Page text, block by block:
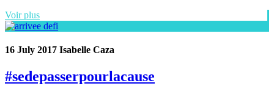
Voir plus
16 July 2017 Isabelle Caza
#sedepasserpourlacause